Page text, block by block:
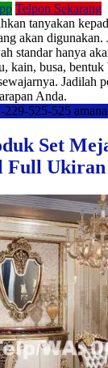
Telpon Sekarang
tanyakan
akan digunakan.
standar hanya
kain, busa, bentuk
Jadilah
Anda.
229-525-525
Set
Full Ukiran